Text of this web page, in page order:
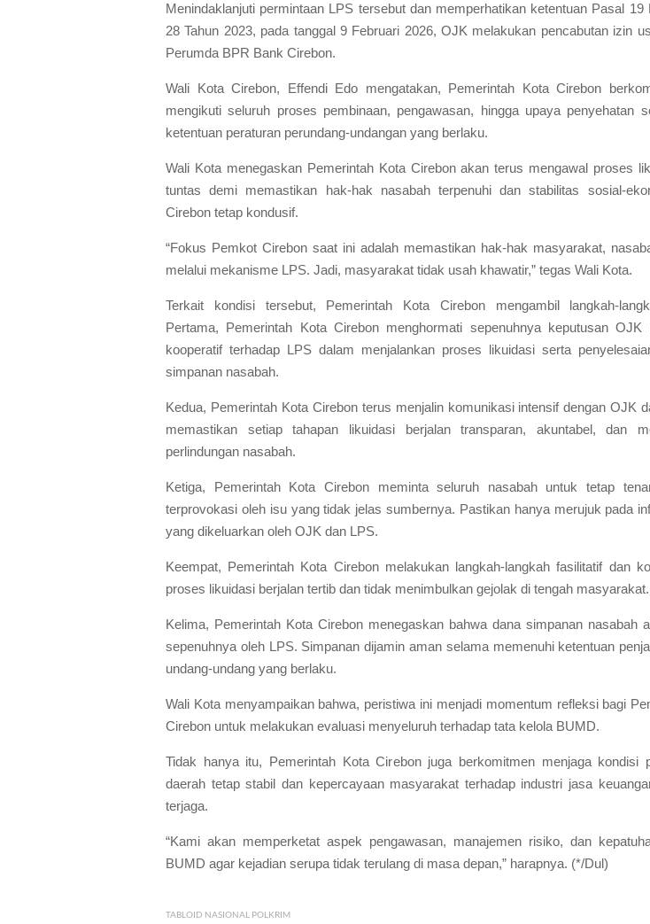
Menindaklanjuti permintaan LPS tersebut dan memperhatikan ketentuan Pasal
28 Tahun 2023, pada tanggal 9 Februari 2026, OJK melakukan pencabutan izin
Perumda BPR Bank Cirebon.
Wali Kota Cirebon, Effendi Edo mengatakan, Pemerintah Kota Cirebon
mengikuti seluruh proses pembinaan, pengawasan, hingga upaya penyehatan
ketentuan peraturan perundang-undangan yang berlaku.
Wali Kota menegaskan Pemerintah Kota Cirebon akan terus mengawal proses
tuntas demi memastikan hak-hak nasabah terpenuhi dan stabilitas sosial-
Cirebon tetap kondusif.
“Fokus Pemkot Cirebon saat ini adalah memastikan hak-hak masyarakat,
melalui mekanisme LPS. Jadi, masyarakat tidak usah khawatir,” tegas Wali Kota.
Terkait kondisi tersebut, Pemerintah Kota Cirebon mengambil langkah-
Pertama, Pemerintah Kota Cirebon menghormati sepenuhnya keputusan OJK
kooperatif terhadap LPS dalam menjalankan proses likuidasi serta
simpanan nasabah.
Kedua, Pemerintah Kota Cirebon terus menjalin komunikasi intensif dengan OJK
memastikan setiap tahapan likuidasi berjalan transparan, akuntabel, dan
perlindungan nasabah.
Ketiga, Pemerintah Kota Cirebon meminta seluruh nasabah untuk tetap
terprovokasi oleh isu yang tidak jelas sumbernya. Pastikan hanya merujuk pada
yang dikeluarkan oleh OJK dan LPS.
Keempat, Pemerintah Kota Cirebon melakukan langkah-langkah fasilitatif dan
proses likuidasi berjalan tertib dan tidak menimbulkan gejolak di tengah masyarakat.
Kelima, Pemerintah Kota Cirebon menegaskan bahwa dana simpanan nasabah
sepenuhnya oleh LPS. Simpanan dijamin aman selama memenuhi ketentuan
undang-undang yang berlaku.
Wali Kota menyampaikan bahwa, peristiwa ini menjadi momentum refleksi bagi
Cirebon untuk melakukan evaluasi menyeluruh terhadap tata kelola BUMD.
Tidak hanya itu, Pemerintah Kota Cirebon juga berkomitmen menjaga kondisi
daerah tetap stabil dan kepercayaan masyarakat terhadap industri jasa
terjaga.
“Kami akan memperketat aspek pengawasan, manajemen risiko, dan
BUMD agar kejadian serupa tidak terulang di masa depan,” harapnya. (*/Dul)
TABLOID NASIONAL POLKRIM